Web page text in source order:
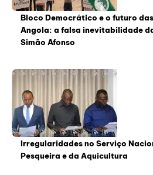
Bloco Democrático e o futuro
Angola: a falsa inevitabilidade
Simão Afonso
Irregularidades no Serviço
Pesqueira e da Aquicultura